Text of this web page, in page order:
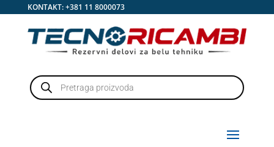
KONTAKT:+381 11 8000073
Products
search